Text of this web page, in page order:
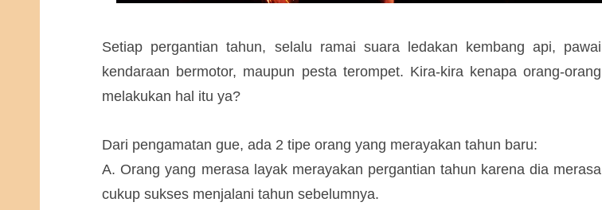
Setiap pergantian tahun, selalu ramai suara ledakan kembang api, pawai
kendaraan bermotor, maupun pesta terompet. Kira-kira kenapa orang-orang
melakukan hal itu ya?
Dari pengamatan gue, ada 2 tipe orang yang merayakan tahun baru:
A. Orang yang merasa layak merayakan pergantian tahun karena dia merasa
cukup sukses menjalani tahun sebelumnya.